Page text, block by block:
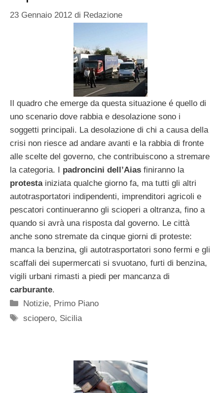
23 Gennaio 2012 di Redazione
Il quadro che emerge da questa situazione é quello di
uno scenario dove rabbia e desolazione sono i
soggetti principali. La desolazione di chi a causa della
crisi non riesce ad andare avanti e la rabbia di fronte
alle scelte del governo, che contribuiscono a stremare
la categoria. I padroncini dell’Aias finiranno la
protestainiziata qualche giorno fa, ma tutti gli altri
autotrasportatori indipendenti, imprenditori agricoli e
pescatori continueranno gli scioperi a oltranza, fino a
quando si avrà una risposta dal governo. Le città
anche sono stremate da cinque giorni di proteste:
manca la benzina, gli autotrasportatori sono fermi e gli
scaffali dei supermercati si svuotano, furti di benzina,
vigili urbani rimasti a piedi per mancanza di
carburante.
Categorie
Notizie, Primo Piano
Tag
sciopero, Sicilia